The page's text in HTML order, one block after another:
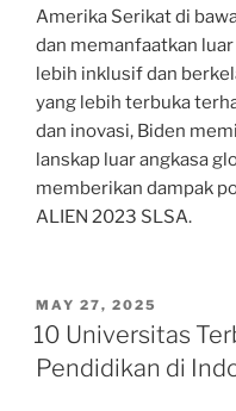
Amerika Serikat di
dan memanfaatkan
lebih inklusif dan
yang lebih terbuka
dan inovasi, Biden
lanskap luar angkasa
memberikan dampak
ALIEN 2023 SLSA.
POSTED
ON
MAY 27, 2025
10 Universitas
Pendidikan di